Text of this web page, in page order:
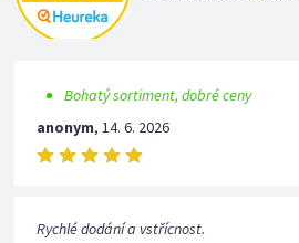
Bohatý sortiment, dobré ceny
anonym,14. 6. 2026
Rychlé dodání a vstřícnost.